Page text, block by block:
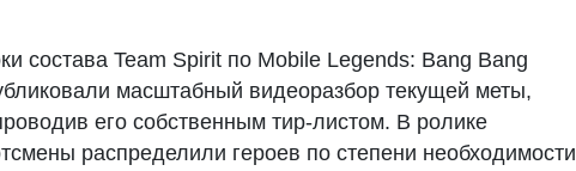
состава Team Spirit по Mobile Legends: Bang Bang
масштабный видеоразбор текущей меты,
его собственным тир-листом. В ролике
распределили героев по степени необходимости